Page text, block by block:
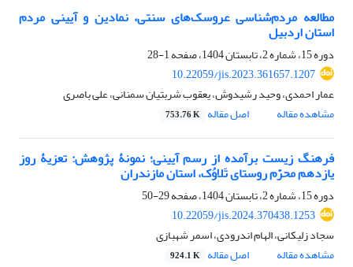
مطالعه مردم‌شناسی عروسک‌های سنتی، نمادین و آیینی مردم
استان اردبیل
دوره 15، شماره 2، تابستان 1404، صفحه
1-28
10.22059/jis.2023.361657.1207
عمار احمدی، وحید رشیدوش، یعقوب شربتیان سمنانی، علی باصری
مشاهده مقاله
اصل مقاله 753.76 K
فرهنگ زیست برآمده از رسم آیینی؛ نمونۀ پژوهش: تعزیۀ روز
یازدهم محرّم روستای تَلاوُک، استان مازندران
دوره 15، شماره 2، تابستان 1404، صفحه
29-50
10.22059/jis.2024.370438.1253
سجاد زلیکانی، الهام اندرودی، اسمر شهبازی
مشاهده مقاله
اصل مقاله 924.1 K